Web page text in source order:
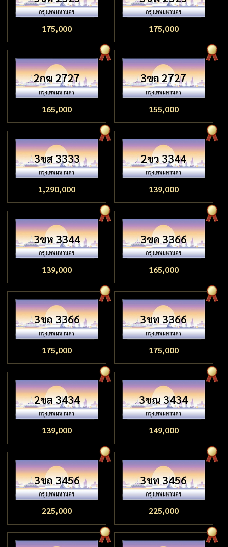
175,000 175,000
2กฆ 2727
165,000
3ขถ 2727
155,000
3ขส 3333
1,290,000
2ขว 3344
139,000
3ขห 3344
139,000
3ขด 3366
165,000
3ขถ 3366
175,000
3ขท 3366
175,000
2ขล 3434
139,000
3ขณ 3434
149,000
3ขถ 3456
225,000
3ขท 3456
225,000